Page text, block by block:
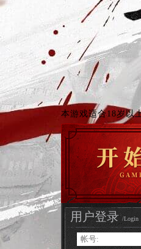
本游戏适合18岁以
用户登录/Login